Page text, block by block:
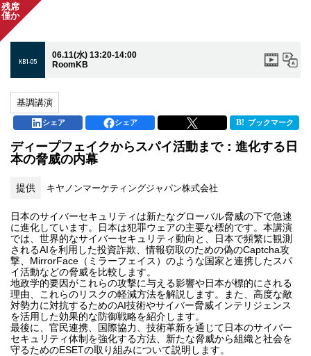
KB1-05
06.11(水) 13:20-14:00
RoomKB
基調講演
シェア シェア ブックマーク
残席
僅か
ディープフェイクからスパイ活動まで：進化する日
本の脅威の内幕
提供 キヤノンマーケティングジャパン株式会社
日本のサイバーセキュリティは新たなグローバル脅威の下で急速
に進化しています。日本は犯罪ウェアの主要な標的です。本講演
では、世界的なサイバーセキュリティ動向と、日本で頻繁に観測
されるAIを利用した投資詐欺、情報窃取のための偽のCaptcha攻
撃、MirrorFace（ミラーフェイス）のような国家と連携したスパ
イ活動などの脅威を比較します。
地政学的要因がこれらの攻撃に与える影響や日本が標的にされる
理由、これらのリスクの軽減方法を解説します。また、高度な敵
対勢力に対抗するためのAI技術やサイバー脅威インテリジェンス
を活用した効果的な防御戦略を紹介します。
最後に、官民連携、国際協力、技術革新を通じて日本のサイバー
セキュリティ体制を強化する方法、新たな脅威から組織と社会を
守るためのESETの取り組みについて説明します。